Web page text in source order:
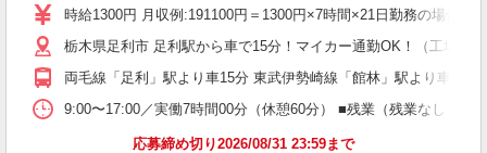
時給1300円 月収例:191100円＝1300円×7時間×21日勤務の場合
栃木県足利市 足利駅から車で15分！マイカー通勤OK！（工場隣
両毛線「足利」駅より車15分 東武伊勢崎線「館林」駅より車20分
9:00〜17:00／実働7時間00分（休憩60分） ■残業（残業なし＊
応募締め切り2026/08/31 23:59まで